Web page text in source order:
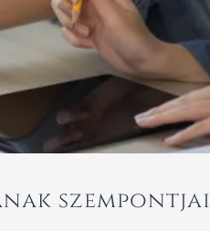
szempontjai